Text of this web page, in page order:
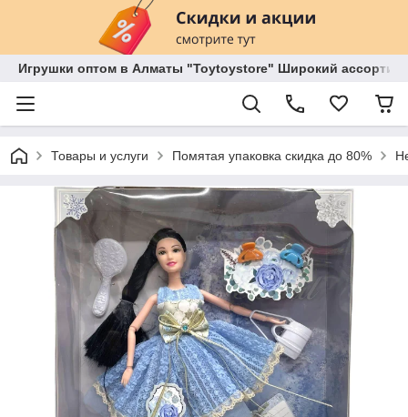
Игрушки оптом в Алматы "Toytoystore" Широкий
Товары и услуги Помятая упаковка скидка до 80%